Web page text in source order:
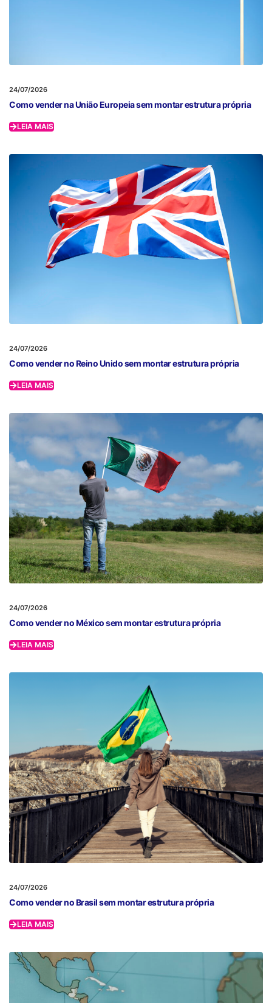
24/07/2026
Como vender na União Europeia sem montar estrutura própria
LEIA MAIS
24/07/2026
Como vender no Reino Unido sem montar estrutura própria
LEIA MAIS
24/07/2026
Como vender no México sem montar estrutura própria
LEIA MAIS
24/07/2026
Como vender no Brasil sem montar estrutura própria
LEIA MAIS